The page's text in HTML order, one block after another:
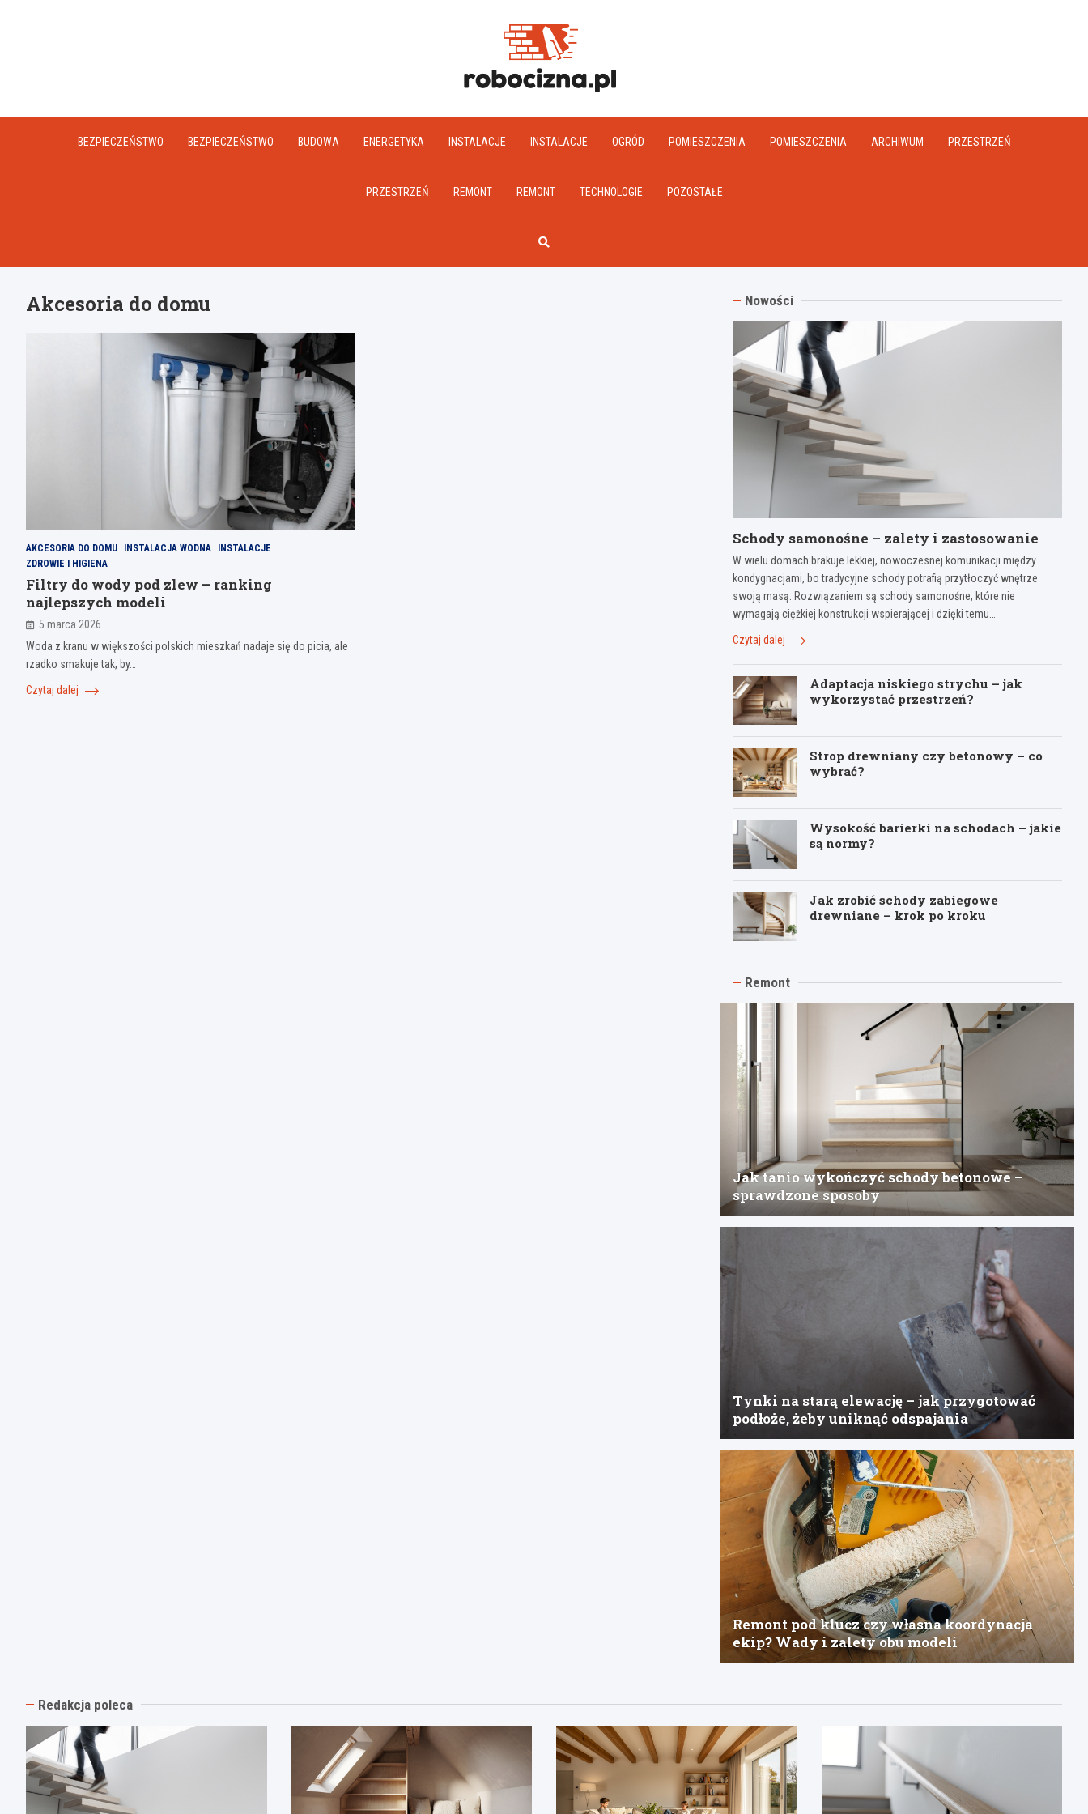
BEZPIECZEŃSTWO BEZPIECZEŃSTWO BUDOWA ENERGETYKA INSTALACJE INSTALACJE OGRÓD POMIESZCZENIA POMIESZCZENIA ARCHIWUM PRZESTRZEŃ
PRZESTRZEŃ REMONT REMONT TECHNOLOGIE POZOSTAŁE
Akcesoria do domu
AKCESORIA DO DOMU INSTALACJA WODNA
INSTALACJE
ZDROWIE I HIGIENA
Filtry do wody pod zlew – ranking
najlepszych modeli
5 marca 2026
Woda z kranu w większości polskich mieszkań nadaje się do picia, ale
rzadko smakuje tak, by…
Czytaj dalej
Nowości
Schody samonośne – zalety i zastosowanie
W wielu domach brakuje lekkiej, nowoczesnej komunikacji między
kondygnacjami, bo tradycyjne schody potrafią przytłoczyć wnętrze
swoją masą. Rozwiązaniem są schody samonośne, które nie
wymagają ciężkiej konstrukcji wspierającej i dzięki temu…
Czytaj dalej
Adaptacja niskiego strychu – jak
wykorzystać przestrzeń?
Strop drewniany czy betonowy – co
wybrać?
Wysokość barierki na schodach – jakie
są normy?
Jak zrobić schody zabiegowe
drewniane – krok po kroku
Remont
Jak tanio wykończyć schody betonowe –
sprawdzone sposoby
Tynki na starą elewację – jak przygotować
podłoże, żeby uniknąć odspajania
Remont pod klucz czy własna koordynacja
ekip? Wady i zalety obu modeli
Redakcja poleca